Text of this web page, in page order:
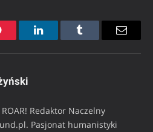
LinkedInTumblr Email
Redaktor Naczelny
Pasjonat humanistyki